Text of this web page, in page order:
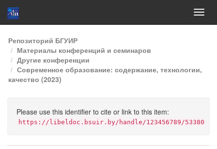
Skip
navigation
Репозиторий БГУИР
Материалы конференций и семинаров
Другие конференции
Современное образование: содержание, технологии,
качество (2023)
Please use this identifier to cite or link to this item:
https://libeldoc.bsuir.by/handle/123456789/53380